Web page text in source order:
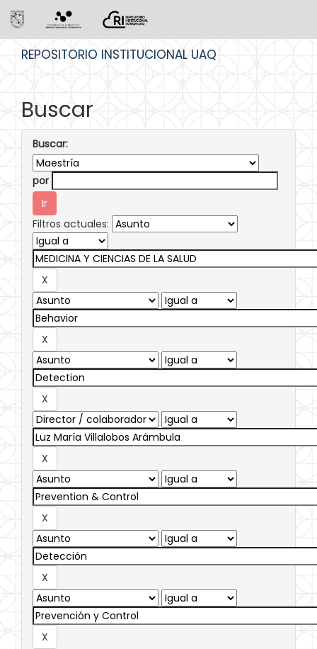
REPOSITORIO INSTITUCIONAL UAQ
Buscar
Buscar:
por
Filtros actuales: